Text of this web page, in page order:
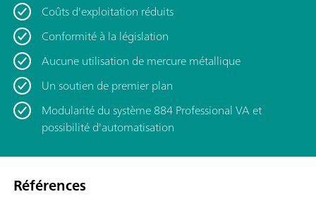
Coûts d'exploitation réduits
Conformité à la législation
Aucune utilisation de mercure métallique
Un soutien de premier plan
Modularité du système 884 Professional VA et
possibilité d'automatisation
Références